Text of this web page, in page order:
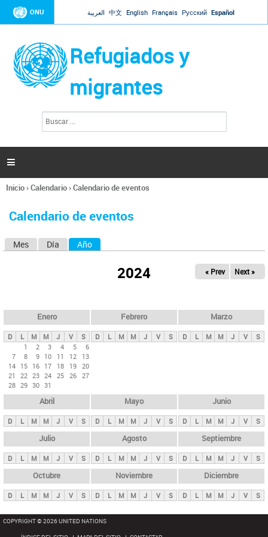
Jump to navigation
ONU العربية 中文 English Français Русский Español
Refugiados y
migrantes
l
d
s

Se
usted
Inicio›Calendario›Calendario de eventos
Calendario de eventos
s
p
n
i
p
a
l
s
Mes Día Año
2024 « Prev Next »
Enero
D L M M J V
S
1
2 3 4 5
6
7
8 9 10 11 12
13
14 15 16 17 18 19 20
21
22 23 24 25 26 27
28 29 30 31
Febrero
D L M M J V S
Marzo
D L M M J V S
Abril
D L M M J V S
Mayo
D L M M J V S
Junio
D L M M J V S
Julio
D L M M J V S
Agosto
D L M M J V S
Septiembre
D L M M J V S
Octubre
D L M M J V S
Noviembre
D L M M J V S
Diciembre
D L M M J V S
COPYRIGHT © 2026 UNITED NATIONS